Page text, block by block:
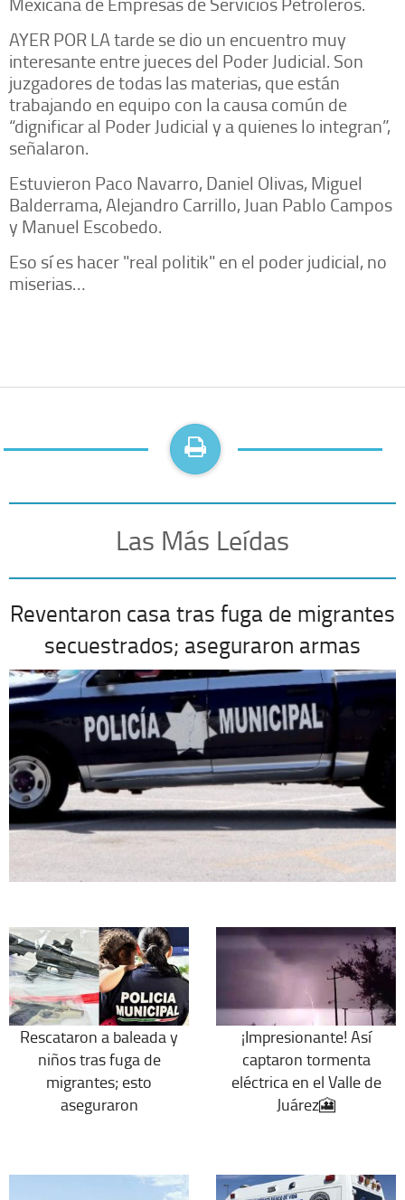
AYER POR LA tarde se dio un encuentro muy
interesante entre jueces del Poder Judicial. Son
juzgadores de todas las materias, que están
trabajando en equipo con la causa común de
“dignificar al Poder Judicial y a quienes lo integran”,
señalaron.
Estuvieron Paco Navarro, Daniel Olivas, Miguel
Balderrama, Alejandro Carrillo, Juan Pablo Campos
y Manuel Escobedo.
Eso sí es hacer "real politik" en el poder judicial, no
miserias…
Las Más Leídas
Reventaron casa tras fuga de migrantes
secuestrados; aseguraron armas
Rescataron a baleada y
niños tras fuga de
migrantes; esto
aseguraron
¡Impresionante! Así
captaron tormenta
eléctrica en el Valle de
Juárez🎦